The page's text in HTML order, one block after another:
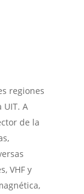
regiones
UIT. A
de la
VHF y